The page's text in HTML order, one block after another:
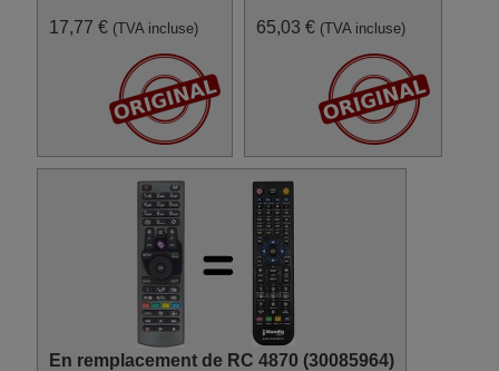
DIKOM 10084778
(DK19965B29C10 E-LED)
DIKOM DK 32125 B 30 C 10 U-
LED
DIKOM DK 32280 B 301 C 10
D
DMTech 32DB970
DMTech LCD32AXB
DMTech OLE32B1D4
Differo DF-19LRHDUG
Digihome 10074271
(LED24884FHD)
Digihome 10079723
(DIGILED24HDCT)
Digihome 10081928
(32LEDFHDCTD975)
Digihome 10084021
(30213532)
Digihome 10084022
(30209822)
17,77 € (TVA incluse)
65,03 € (TVA incluse)
En remplacement de RC 4870 (30085964)